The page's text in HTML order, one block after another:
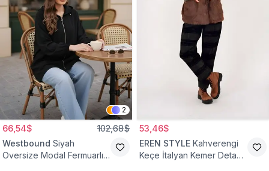
2
66,54$ 102,68$
Westbound Siyah
Oversize Modal Fermuarlı
53,46$
EREN STYLE Kahverengi
Keçe İtalyan Kemer Detaylı